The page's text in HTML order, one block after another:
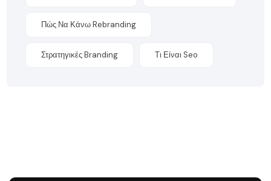
Πώς Να Κάνω Rebranding
Στρατηγικές Branding Τι Είναι Seo